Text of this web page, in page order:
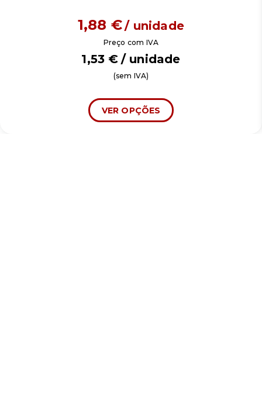
1,88 €/ unidade
Preço com IVA
1,53 € / unidade
(sem IVA)
VER OPÇÕES